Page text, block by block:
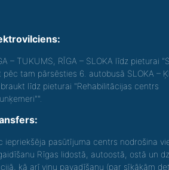
– TUKUMS, RĪGA – SLOKA līdz pieturai
pēc tam pārsēsties 6. autobusā SLOKA –
līdz pieturai "Rehabilitācijas centrs
iepriekšēja pasūtījuma centrs nodrošina
Rīgas lidostā, autoostā, ostā un
kā arī viņu pavadīšanu (par sīkākām